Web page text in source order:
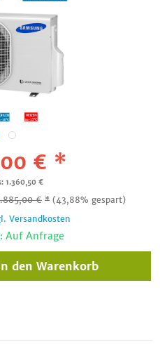
€ *
1.360,50 €
€ * (43,88% gespart)
Versandkosten
Auf Anfrage
den Warenkorb